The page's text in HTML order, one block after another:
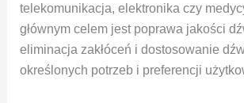
telekomunikacja, elektronika czy
głównym celem jest poprawa jakości
eliminacja zakłóceń i dostosowanie
określonych potrzeb i preferencji